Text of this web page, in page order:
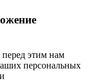
перед этим нам
персональных